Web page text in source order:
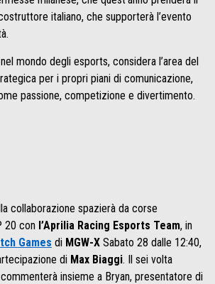
italiano, che supporterà l’evento
mondo degli esports, considera l’area del
per i propri piani di comunicazione,
passione, competizione e divertimento.
collaborazione spazierà da corse
20 con l’Aprilia Racing Esports Team, in
Games di MGW-X Sabato 28 dalle 12:40,
di Max Biaggi. Il sei volta
insieme a Bryan, presentatore di